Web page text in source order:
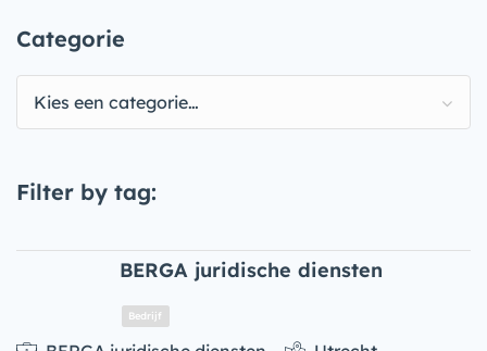
Categorie
Kies een categorie…
Filter by tag:
BERGA juridische diensten